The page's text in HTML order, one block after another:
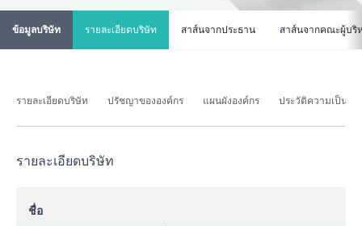
รายละเอียดบริษัท ปรัชญาขององค์กร แผนผังองค์กร ประวัติความเป็นม
รายละเอียดบริษัท
ชื่อ
ข้อมูลบริษัท รายละเอียดบริษัท สาส์นจากประธาน สาส์นจากคณะผู้บริ